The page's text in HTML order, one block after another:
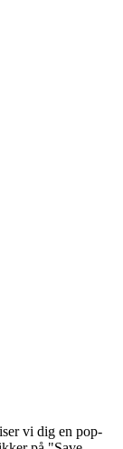
vi dig en pop-